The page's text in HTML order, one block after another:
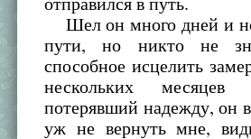
Шел он много дней и
пути, но никто не
способное исцелить
нескольких
потерявший надежду, он
уж не вернуть мне,